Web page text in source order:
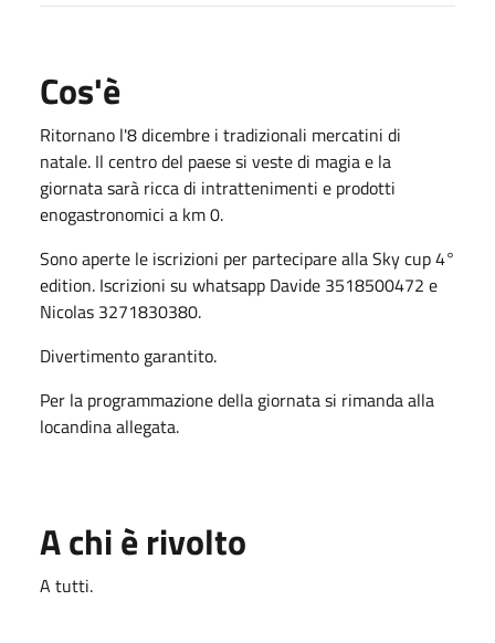
Cos'è
Ritornano l'8 dicembre i tradizionali mercatini di
natale. Il centro del paese si veste di magia e la
giornata sarà ricca di intrattenimenti e prodotti
enogastronomici a km 0.
Sono aperte le iscrizioni per partecipare alla Sky cup 4°
edition. Iscrizioni su whatsapp Davide 3518500472 e
Nicolas 3271830380.
Divertimento garantito.
Per la programmazione della giornata si rimanda alla
locandina allegata.
A chi è rivolto
A tutti.